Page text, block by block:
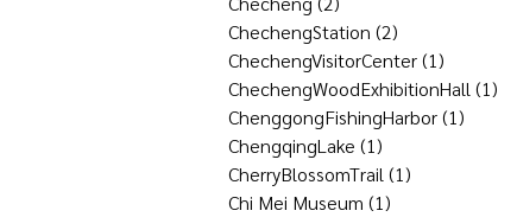
ChechengStation (2)
ChechengVisitorCenter(1)
ChechengWoodExhibitionHall (1)
ChenggongFishingHarbor(1)
ChengqingLake (1)
CherryBlossomTrail (1)
Chi Mei Museum (1)